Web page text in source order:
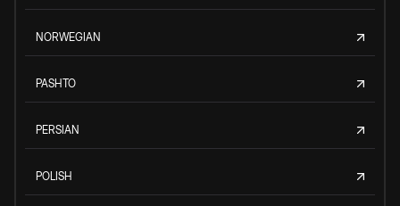
NORWEGIAN
PASHTO
PERSIAN
POLISH